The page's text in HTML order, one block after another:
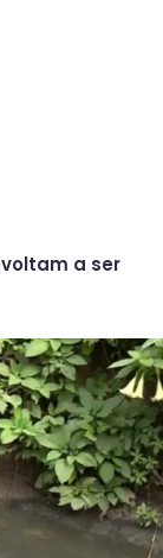
voltam a ser